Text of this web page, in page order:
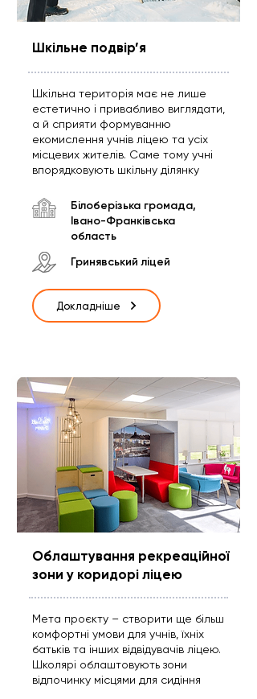
Шкільне подвір’я
Шкільна територія має не лише
естетично і привабливо виглядати,
а й сприяти формуванню
екомислення учнів ліцею та усіх
місцевих жителів. Саме тому учні
впорядковують шкільну ділянку
Білоберізька громада,
Івано-Франківська
область
Гринявський ліцей
Докладніше
Облаштування рекреаційної
зони у коридорі ліцею
Мета проєкту – створити ще більш
комфортні умови для учнів, їхніх
батьків та інших відвідувачів ліцею.
Школярі облаштовують зони
відпочинку місцями для сидіння